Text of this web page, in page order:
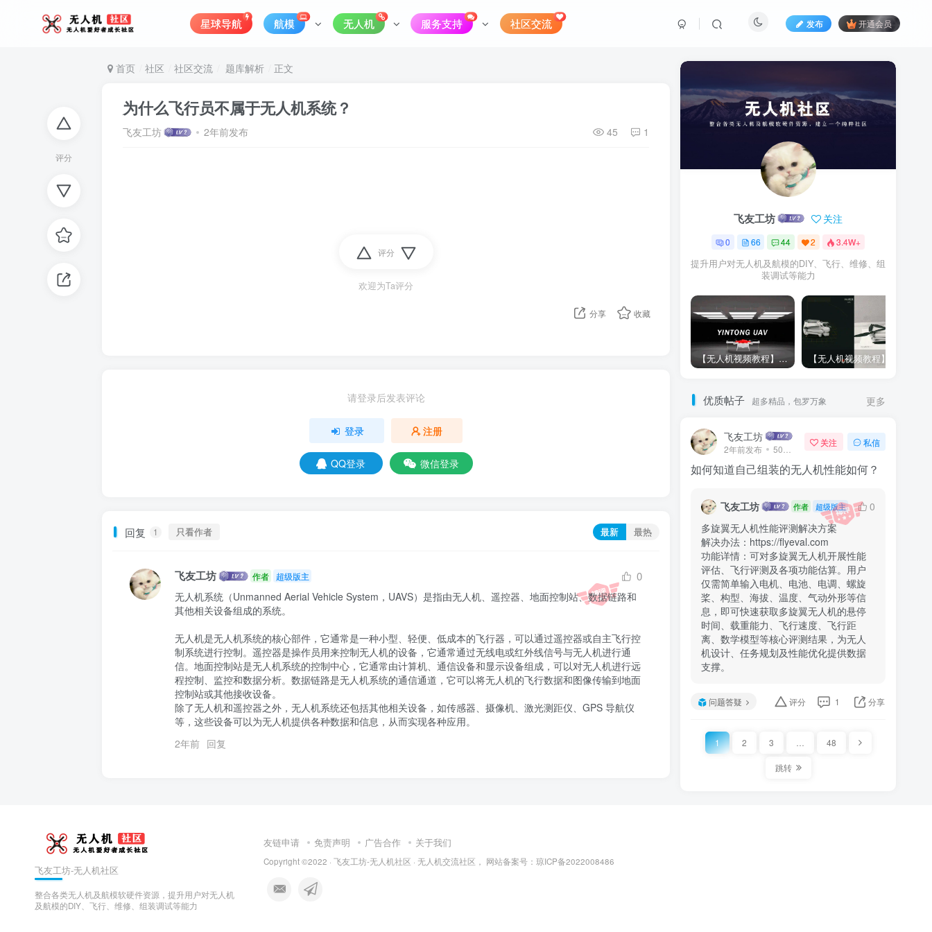
星球导航 航模 无人机 服务支持 社区交流 发布 开通会员
评分
首页 社区 社区交流 题库解析 正文
为什么飞行员不属于无人机系统？
飞友工坊 2年前发布 45 1
评分
欢迎为Ta评分
分享 收藏
请登录后发表评论
登录 注册
QQ登录 微信登录
回复 1 只看作者 最新 最热
飞友工坊 作者 超级版主 0
无人机系统（Unmanned Aerial Vehicle System，UAVS）是指由无人机、遥控器、地面控制站、数据链路和
其他相关设备组成的系统。
无人机是无人机系统的核心部件，它通常是一种小型、轻便、低成本的飞行器，可以通过遥控器或自主飞行控
制系统进行控制。遥控器是操作员用来控制无人机的设备，它通常通过无线电或红外线信号与无人机进行通
信。地面控制站是无人机系统的控制中心，它通常由计算机、通信设备和显示设备组成，可以对无人机进行远
程控制、监控和数据分析。数据链路是无人机系统的通信通道，它可以将无人机的飞行数据和图像传输到地面
控制站或其他接收设备。
除了无人机和遥控器之外，无人机系统还包括其他相关设备，如传感器、摄像机、激光测距仪、GPS 导航仪
等，这些设备可以为无人机提供各种数据和信息，从而实现各种应用。
2年前 回复
飞友工坊 关注
0 66 44 2 3.4W+
提升用户对无人机及航模的DIY、飞行、维修、组
装调试等能力
【无人机视频教程】Pixhawk飞控外接模块使用操作
优质帖子 超多精品，包罗万象 更多
飞友工坊
2年前发布 50次阅读
关注 私信
如何知道自己组装的无人机性能如何？
飞友工坊 作者 超级版主
0
多旋翼无人机性能评测解决方案
解决办法：https://flyeval.com
功能详情：可对多旋翼无人机开展性能
评估、飞行评测及各项功能估算。用户
仅需简单输入电机、电池、电调、螺旋
桨、构型、海拔、温度、气动外形等信
息，即可快速获取多旋翼无人机的悬停
时间、载重能力、飞行速度、飞行距
离、数学模型等核心评测结果，为无人
机设计、任务规划及性能优化提供数据
支撑。
问题答疑 评分 1 分享
1 2 3 48
跳转
飞友工坊-无人机社区
整合各类无人机及航模软硬件资源，提升用户对无人机
及航模的DIY、飞行、维修、组装调试等能力
友链申请 免责声明 广告合作 关于我们
Copyright ©2022 · 飞友工坊-无人机社区 · 无人机交流社区， 网站备案号： 琼ICP备2022008486